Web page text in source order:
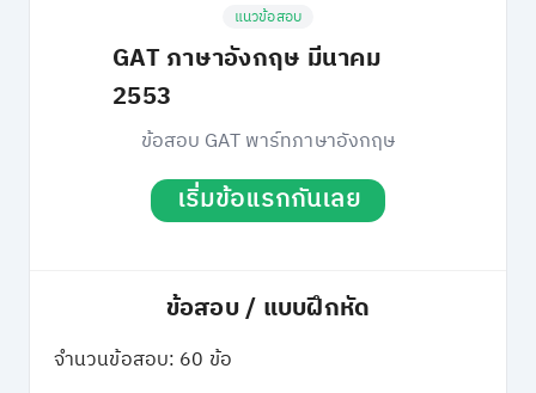
แนวข้อสอบ
GAT ภาษาอังกฤษ มีนาคม
2553
ข้อสอบ GAT พาร์ทภาษาอังกฤษ
เริ่มข้อแรกกันเลย
ข้อสอบ / แบบฝึกหัด
จำนวนข้อสอบ: 60 ข้อ